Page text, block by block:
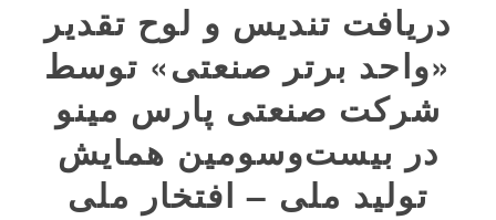
دریافت تندیس و لوح تقدیر
«واحد برتر صنعتی» توسط
شرکت صنعتی پارس مینو
در بیست‌وسومین همایش
تولید ملی – افتخار ملی